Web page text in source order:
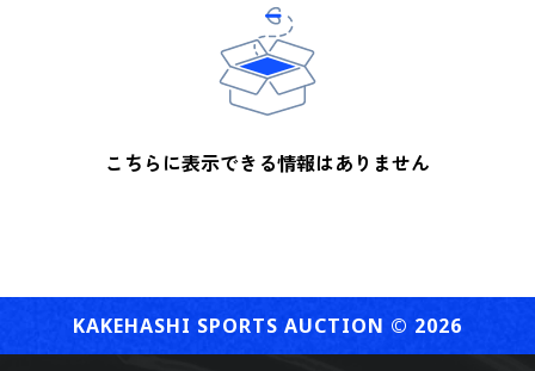
こちらに表示できる情報はありません
KAKEHASHI SPORTS AUCTION ©︎ 2026